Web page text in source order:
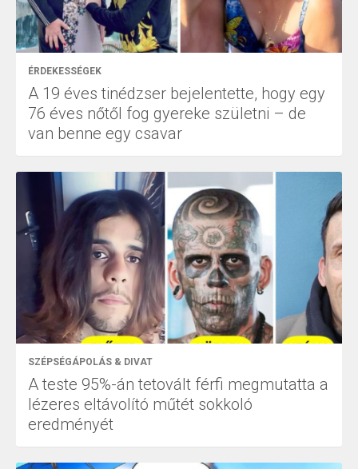
ÉRDEKESSÉGEK
A 19 éves tinédzser bejelentette, hogy egy
76 éves nőtől fog gyereke születni – de
van benne egy csavar
SZÉPSÉGÁPOLÁS & DIVAT
A teste 95%-án tetovált férfi megmutatta a
lézeres eltávolító műtét sokkoló
eredményét